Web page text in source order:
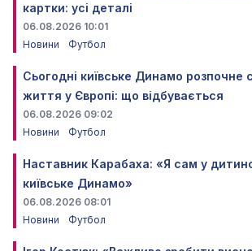
картки: усі деталі
06.08.2026 10:01
Новини
Футбол
Сьогодні київське Динамо розпочне
життя у Європі: що відбувається
06.08.2026 09:02
Новини
Футбол
Наставник Карабаха: «Я сам у
київське Динамо»
06.08.2026 08:01
Новини
Футбол